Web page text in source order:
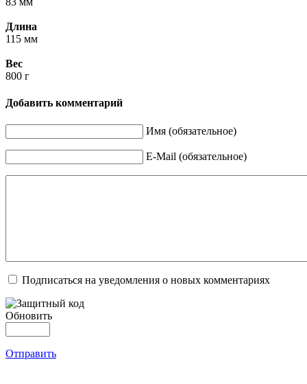
Длина
115 мм
Вес
800 г
Добавить комментарий
Имя (обязательное)
E-Mail (обязательное)
Подписаться на уведомления о новых комментариях
Обновить
Отправить